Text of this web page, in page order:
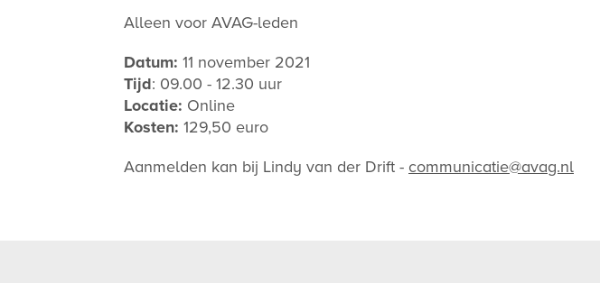
Alleen voor AVAG-leden
Datum: 11 november 2021
Tijd: 09.00 - 12.30 uur
Locatie: Online
Kosten: 129,50 euro
Aanmelden kan bij Lindy van der Drift - communicatie@avag.nl